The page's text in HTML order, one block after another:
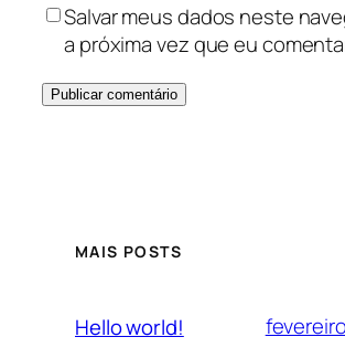
Salvar meus dados neste
a próxima vez que eu
MAIS POSTS
Hello world!